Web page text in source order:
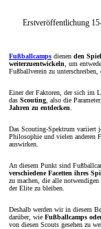
Erstveröffentlichung
Fußballcamps dienen den
weiterzuentwickeln , um
Fußballverein zu unterschreiben,
Einer der Faktoren, der sich im
das Scouting , also die
Jahren zu entdecken
Das Scouting-Spektrum variiert
Philosophie und vielen anderen
auswirken.
An diesem Punkt sind
verschiedene Facetten ihres
zu machen, die alle
der Elite zu bleiben.
Deshalb werden wir in diesem
darüber, wie Fußballcamps
von diesen Scouts gesehen zu